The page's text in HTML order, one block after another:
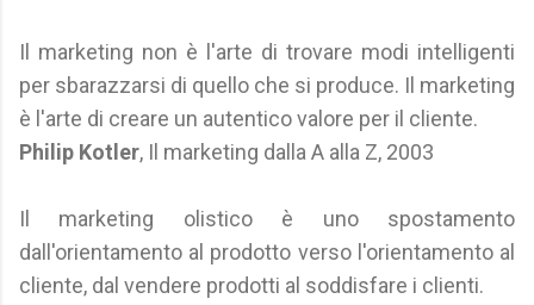
Il marketing non è l'arte di trovare modi intelligenti
per sbarazzarsi di quello che si produce. Il marketing
è l'arte di creare un autentico valore per il cliente.
Philip Kotler, Il marketing dalla A alla Z, 2003
Il marketing olistico è uno spostamento
dall'orientamento al prodotto verso l'orientamento al
cliente, dal vendere prodotti al soddisfare i clienti.